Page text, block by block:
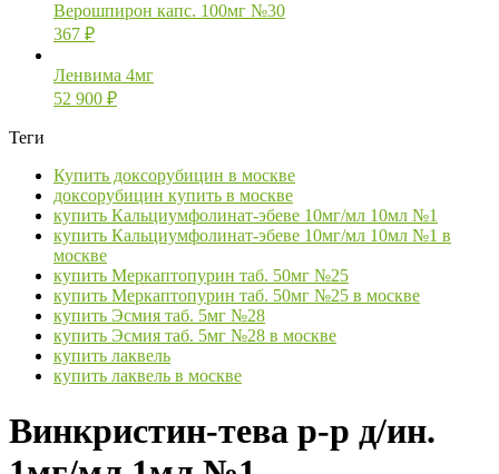
Верошпирон капс. 100мг №30
367 ₽
Ленвима 4мг
52 900 ₽
Теги
Купить доксорубицин в москве
доксорубицин купить в москве
купить Кальциумфолинат-эбеве 10мг/мл 10мл №1
купить Кальциумфолинат-эбеве 10мг/мл 10мл №1 в
москве
купить Меркаптопурин таб. 50мг №25
купить Меркаптопурин таб. 50мг №25 в москве
купить Эсмия таб. 5мг №28
купить Эсмия таб. 5мг №28 в москве
купить лаквель
купить лаквель в москве
Винкристин-тева р-р д/ин.